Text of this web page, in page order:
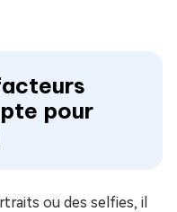
pour
ou des selfies, il